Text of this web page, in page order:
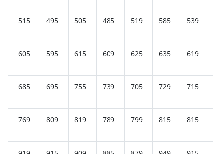
515 495 505 485 519 585 539
605 595 615 609 625 635 619
685 695 755 739 705 729 715
769 809 819 789 799 815 815